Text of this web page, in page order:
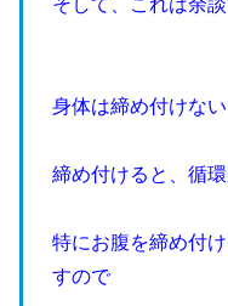
そして、これは余
身体は締め付けない
締め付けると、循環
特にお腹を締め付
すので